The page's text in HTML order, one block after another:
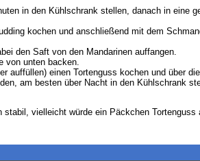
in den Kühlschrank stellen, danach in eine
kochen und anschließend mit dem
den Saft von den Mandarinen auffangen.
von unten backen.
einen Tortenguss kochen und über
am besten über Nacht in den Kühlschrank
vielleicht würde ein Päckchen